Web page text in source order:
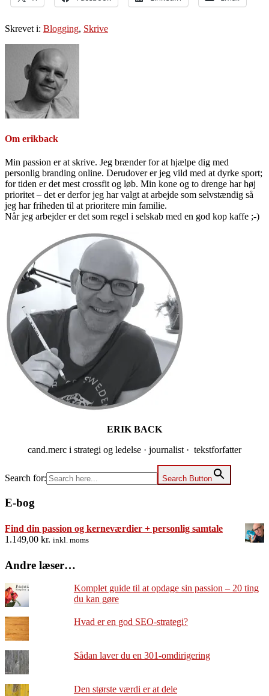
Skrevet i: Blogging, Skrive
Om erikback
Min passion er at skrive. Jeg brænder for at hjælpe dig med
personlig branding online. Derudover er jeg vild med at dyrke sport;
for tiden er det mest crossfit og løb. Min kone og to drenge har høj
prioritet – det er derfor jeg har valgt at arbejde som selvstændig så
jeg har friheden til at prioritere min familie.
Når jeg arbejder er det som regel i selskab med en god kop kaffe ;-)
Sidebar
ERIK BACK
cand.merc i strategi og ledelse · journalist · tekstforfatter
Search for: Search Button
E-bog
Find din passion og kerneværdier + personlig samtale
1.149,00 kr. inkl. moms
Andre læser…
Komplet guide til at opdage sin passion – 20 ting
du kan gøre
Hvad er en god SEO-strategi?
Sådan laver du en 301-omdirigering
Den største værdi er at dele